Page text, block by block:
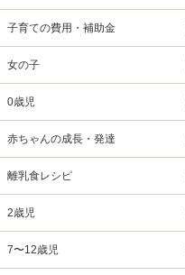
子育ての費用・補助金
女の子
0歳児
赤ちゃんの成長・発達
離乳食レシピ
2歳児
7〜12歳児